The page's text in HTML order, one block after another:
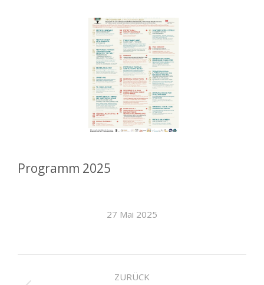
Programm 2025
27 Mai 2025
ZURÜCK